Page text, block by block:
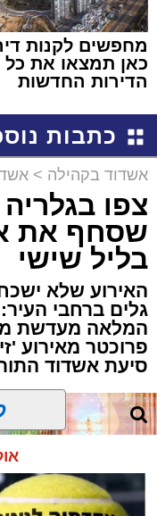
מחפשים לקנות
כאן תמצאו את כל
הדירות החדשות
כתבות
אשדוד בקהילה >
צפו
שסחף את
בליל שישי
האירוע שלא
גלים ברחבי
המלאה מעדשת
פרוכטר מאירוע
סיעת אשדוד